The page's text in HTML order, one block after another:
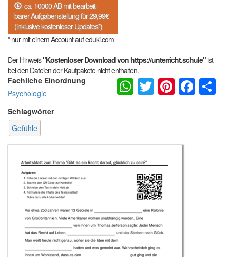
ca. 10000 AB mit bearbeit-
barer Aufgabenstellung für 29,99€
(inklusive kostenloser Updates*)
* nur mit einem Account auf eduki.com
Der Hinweis"Kostenloser Download von https://unterricht.schule"ist
bei den Dateien der Kaufpakete nicht enthalten.
Fachliche Einordnung
Psychologie
Schlagwörter
Gefühle
WhatsApp
Twitter